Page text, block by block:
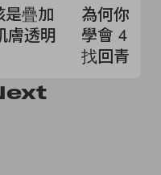
疊加
膚透明
為何你比
學會 4 招
找回青春